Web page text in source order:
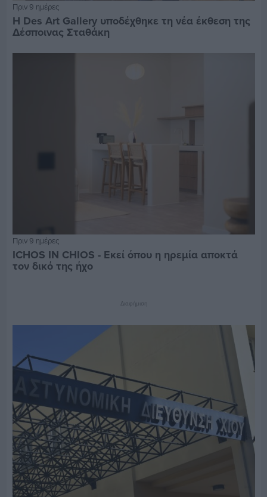
Πριν 9 ημέρες
Η Des Art Gallery υποδέχθηκε τη νέα έκθεση της
Δέσποινας Σταθάκη
Πριν 9 ημέρες
ICHOS IN CHIOS - Εκεί όπου η ηρεμία αποκτά
τον δικό της ήχο
Διαφήμιση